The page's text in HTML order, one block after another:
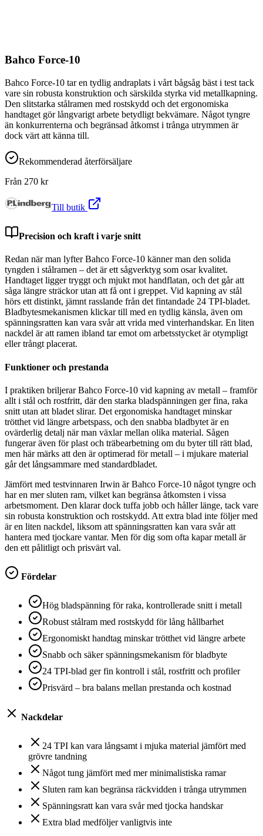
Bahco Force-10
Bahco Force-10 tar en tydlig andraplats i vårt bågsåg bäst i test tack
vare sin robusta konstruktion och särskilda styrka vid metallkapning.
Den slitstarka stålramen med rostskydd och det ergonomiska
handtaget gör långvarigt arbete betydligt bekvämare. Något tyngre
än konkurrenterna och begränsad åtkomst i trånga utrymmen är
dock värt att känna till.
Rekommenderad återförsäljare
Från 270 kr
Till butik
Precision och kraft i varje snitt
Redan när man lyfter Bahco Force-10 känner man den solida
tyngden i stålramen – det är ett sågverktyg som osar kvalitet.
Handtaget ligger tryggt och mjukt mot handflatan, och det går att
såga längre sträckor utan att få ont i greppet. Vid kapning av stål
hörs ett distinkt, jämnt rasslande från det fin­tandade 24 TPI-bladet.
Bladbytesmekanismen klickar till med en tydlig känsla, även om
spänningsratten kan vara svår att vrida med vinterhandskar. En liten
nackdel är att ramen ibland tar emot om arbetsstycket är otympligt
eller trångt placerat.
Funktioner och prestanda
I praktiken briljerar Bahco Force-10 vid kapning av metall – framför
allt i stål och rostfritt, där den starka bladspänningen ger fina, raka
snitt utan att bladet slirar. Det ergonomiska handtaget minskar
trötthet vid längre arbetspass, och den snabba bladbytet är en
ovärderlig detalj när man växlar mellan olika material. Sågen
fungerar även för plast och träbearbetning om du byter till rätt blad,
men här märks att den är optimerad för metall – i mjukare material
går det långsammare med standardbladet.
Jämfört med testvinnaren Irwin är Bahco Force-10 något tyngre och
har en mer sluten ram, vilket kan begränsa åtkomsten i vissa
arbetsmoment. Den klarar dock tuffa jobb och håller länge, tack vare
sin robusta konstruktion och rostskydd. Att extra blad inte följer med
är en liten nackdel, liksom att spänningsratten kan vara svår att
hantera med tjockare vantar. Men för dig som ofta kapar metall är
den ett pålitligt och prisvärt val.
Fördelar
Hög bladspänning för raka, kontrollerade snitt i metall
Robust stålram med rostskydd för lång hållbarhet
Ergonomiskt handtag minskar trötthet vid längre arbete
Snabb och säker spänningsmekanism för bladbyte
24 TPI-blad ger fin kontroll i stål, rostfritt och profiler
Prisvärd – bra balans mellan prestanda och kostnad
Nackdelar
24 TPI kan vara långsamt i mjuka material jämfört med
grövre tandning
Något tung jämfört med mer minimalistiska ramar
Sluten ram kan begränsa räckvidden i trånga utrymmen
Spänningsratt kan vara svår med tjocka handskar
Extra blad medföljer vanligtvis inte